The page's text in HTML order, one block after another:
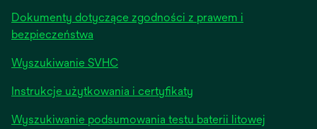
Dokumenty dotyczące zgodności z prawem i
bezpieczeństwa
Wyszukiwanie SVHC
Instrukcje użytkowania i certyfikaty
Wyszukiwanie podsumowania testu baterii litowej